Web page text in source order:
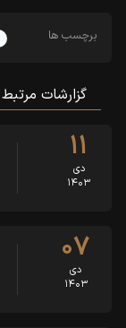
برچسب ها
گزارشات مرتبط
۱۱
دی
۱۴۰۳
۰۷
دی
۱۴۰۳